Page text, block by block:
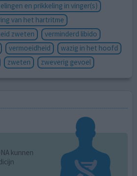
en prikkeling in vinger(s)
van het hartritme
zweten
verminderd libido
vermoeidheid
wazig in het hoofd
zweten zweverig gevoel
kunnen